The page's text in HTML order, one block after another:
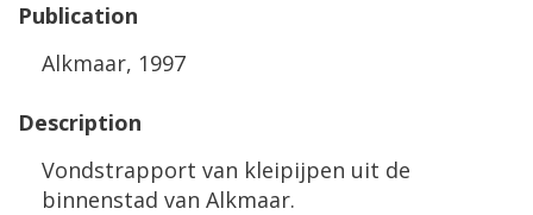
Publication
Alkmaar, 1997
Description
Vondstrapport van kleipijpen uit de
binnenstad van Alkmaar.